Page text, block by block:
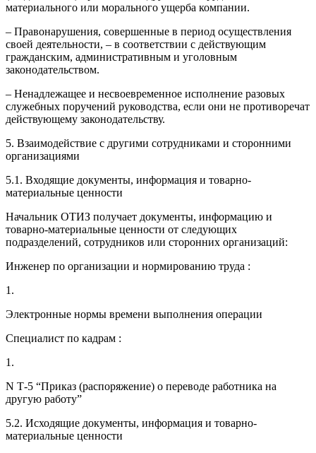
материального или морального ущерба компании.
– Правонарушения, совершенные в период осуществления
своей деятельности, – в соответствии с действующим
гражданским, административным и уголовным
законодательством.
– Ненадлежащее и несвоевременное исполнение разовых
служебных поручений руководства, если они не противоречат
действующему законодательству.
5. Взаимодействие с другими сотрудниками и сторонними
организациями
5.1. Входящие документы, информация и товарно-
материальные ценности
Начальник ОТИЗ получает документы, информацию и
товарно-материальные ценности от следующих
подразделений, сотрудников или сторонних организаций:
Инженер по организации и нормированию труда :
1.
Электронные нормы времени выполнения операции
Специалист по кадрам :
1.
N Т-5 “Приказ (распоряжение) о переводе работника на
другую работу”
5.2. Исходящие документы, информация и товарно-
материальные ценности